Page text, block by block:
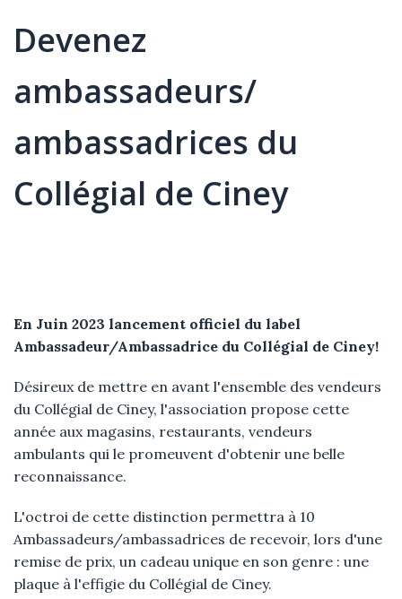
Devenez
ambassadeurs/
ambassadrices du
Collégial de Ciney
En Juin 2023 lancement officiel du label
Ambassadeur/Ambassadrice du Collégial de Ciney!
Désireux de mettre en avant l'ensemble des vendeurs
du Collégial de Ciney, l'association propose cette
année aux magasins, restaurants, vendeurs
ambulants qui le promeuvent d'obtenir une belle
reconnaissance.
L'octroi de cette distinction permettra à 10
Ambassadeurs/ambassadrices de recevoir, lors d'une
remise de prix, un cadeau unique en son genre : une
plaque à l'effigie du Collégial de Ciney.